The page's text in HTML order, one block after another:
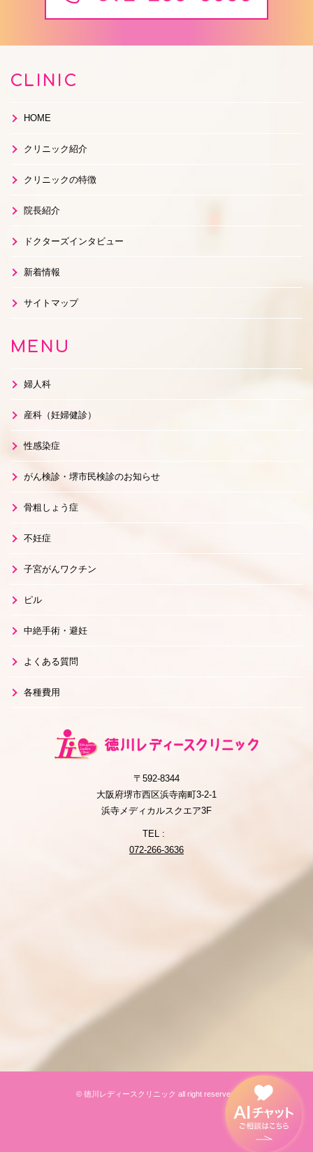
〒592-8344
大阪府堺市西区浜寺南町3-2-1
浜寺メディカルスクエア3F
TEL :
072-266-3636
CLINIC
HOME
クリニック紹介
クリニックの特徴
院長紹介
ドクターズインタビュー
新着情報
サイトマップ
MENU
婦人科
産科（妊婦健診）
性感染症
がん検診・堺市民検診のお知らせ
骨粗しょう症
不妊症
子宮がんワクチン
ピル
中絶手術・避妊
よくある質問
各種費用
© 徳川レディースクリニック all right reserved.